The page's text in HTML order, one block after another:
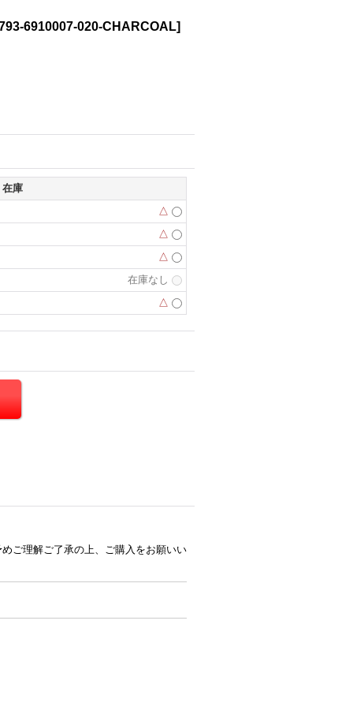
6910007-020-CHARCOAL]
在庫
△
△
△
在庫なし
△
ご理解ご了承の上、ご購入をお願いい